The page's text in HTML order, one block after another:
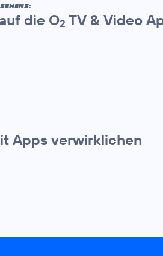
die O2 TV & Video
Apps verwirklichen